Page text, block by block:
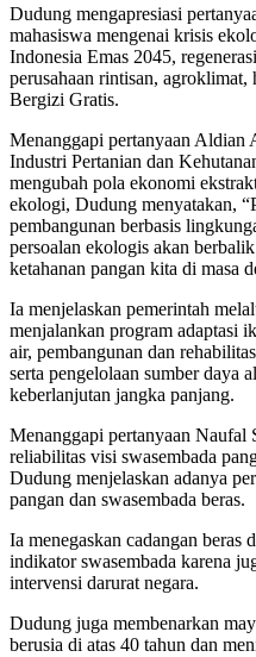
Dudung mengapresiasi
mahasiswa mengenai krisis
Indonesia Emas 2045,
perusahaan rintisan,
Bergizi Gratis.
Menanggapi pertanyaan Aldian
Industri Pertanian dan
mengubah pola ekonomi
ekologi, Dudung menyatakan,
pembangunan berbasis
persoalan ekologis akan
ketahanan pangan kita di masa
Ia menjelaskan pemerintah
menjalankan program adaptasi
air, pembangunan dan
serta pengelolaan sumber daya
keberlanjutan jangka panjang.
Menanggapi pertanyaan Naufal
reliabilitas visi swasembada
Dudung menjelaskan adanya
pangan dan swasembada beras.
Ia menegaskan cadangan beras
indikator swasembada karena
intervensi darurat negara.
Dudung juga membenarkan
berusia di atas 40 tahun dan